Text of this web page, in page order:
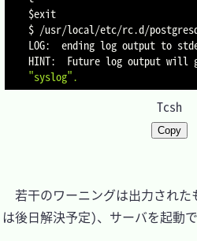
$exit
$ /usr/local/etc/rc.d/
LOG:  ending log output to
"syslog".
Tcsh
Copy
若干のワーニングは出力された
は後日解決予定)、サーバを起動で